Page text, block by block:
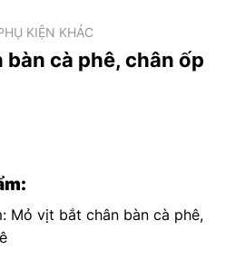
KIỆN KHÁC
cà phê, chân ốp
Mỏ vịt bắt chân bàn cà phê,